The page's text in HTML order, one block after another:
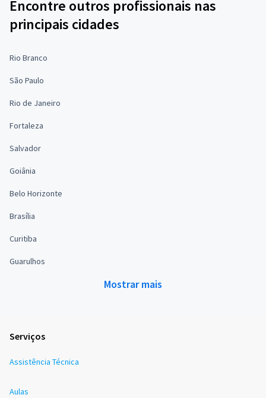
Encontre outros profissionais nas
principais cidades
Rio Branco
São Paulo
Rio de Janeiro
Fortaleza
Salvador
Goiânia
Belo Horizonte
Brasília
Curitiba
Guarulhos
Mostrar mais
Serviços
Assistência Técnica
Aulas